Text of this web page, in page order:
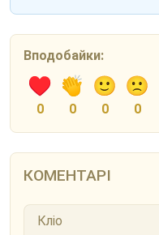
Вподобайки:
0 0 0 0
КОМЕНТАРІ
Кліо